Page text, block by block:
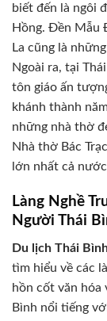
biết đến là ngôi
Hồng. Đền Mẫu
La cũng là
Ngoài ra, tại
tôn giáo ấn
khánh thành
những nhà thờ
Nhà thờ Bác
lớn nhất cả
Làng Nghề
Người Thái
Du lịch Thái
tìm hiểu về các
hồn cốt văn hóa
Bình nổi tiếng